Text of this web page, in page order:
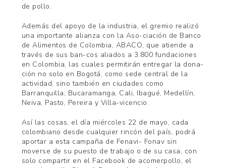
de pollo.
Además del apoyo de la industria, el gremio realizó
una importante alianza con la Aso-ciación de Banco
de Alimentos de Colombia, ABACO, que atiende a
través de sus ban-cos aliados a 3.800 fundaciones
en Colombia, las cuales permitirán entregar la dona-
ción no solo en Bogotá, como sede central de la
actividad, sino también en ciudades como
Barranquilla, Bucaramanga, Cali, Ibagué, Medellín,
Neiva, Pasto, Pereira y Villa-vicencio.
Así las cosas, el día miércoles 22 de mayo, cada
colombiano desde cualquier rincón del país, podrá
aportar a esta campaña de Fenavi- Fonav sin
moverse de su puesto de trabajo o de su casa, con
solo compartir en el Facebook de acomerpollo, el